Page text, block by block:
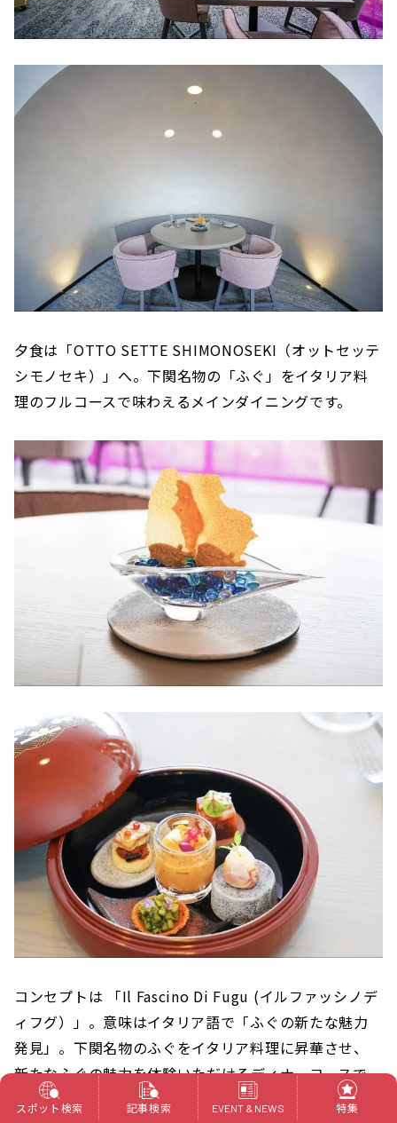
夕食は「OTTO SETTE SHIMONOSEKI（オットセッテ
シモノセキ）」へ。下関名物の「ふぐ」をイタリア料
理のフルコースで味わえるメインダイニングです。
コンセプトは 「Il Fascino Di Fugu (イルファッシノデ
ィフグ）」。意味はイタリア語で「ふぐの新たな魅力
発見」。下関名物のふぐをイタリア料理に昇華させ、
新たなふぐの魅力を体験いただけるディナーコースで
す。
スポット検索 記事検索 EVENT & NEWS 特集